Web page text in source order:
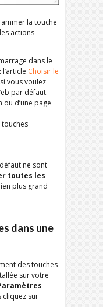
la touche
actions
dans le
Choisir le
si vous voulez
par défaut.
ou d’une page
ne sont
toutes les
plus grand
dans une
des touches
sur votre
cliquez sur